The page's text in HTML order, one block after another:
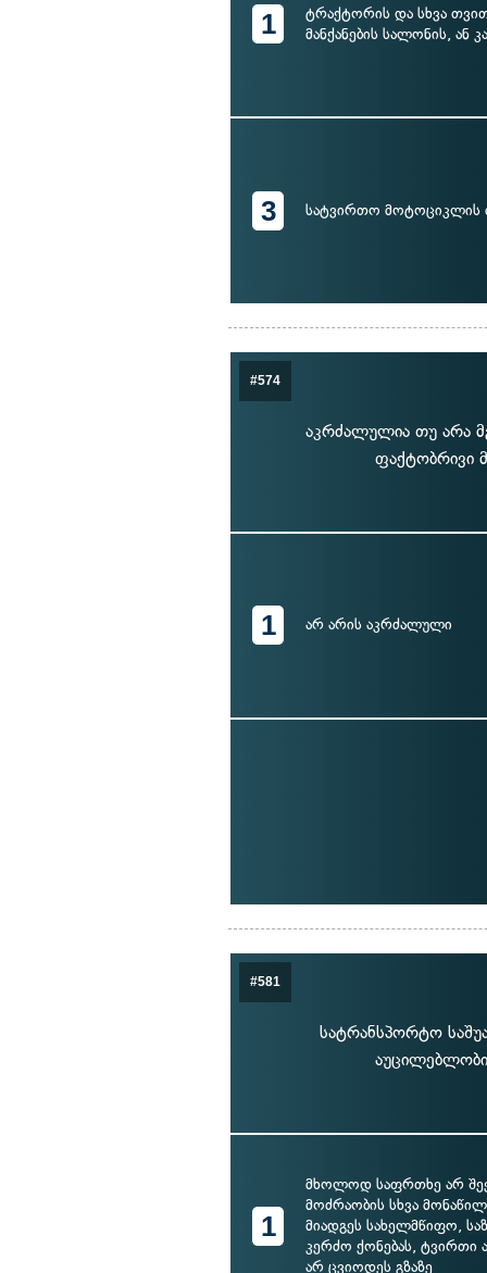
1
ტრაქტორის და სხვა
მანქანების სალონის, ან
3 სატვირთო მოტოციკლის
#574
აკრძალულია თუ არა
ფაქტობრივი
1 არ არის აკრძალული
#581
სატრანსპორტო
1
მხოლოდ საფრთხე არ
მოძრაობის სხვა
მიადგეს სახელმწიფო,
კერძო ქონებას,
არ ცვიოდეს გზაზე